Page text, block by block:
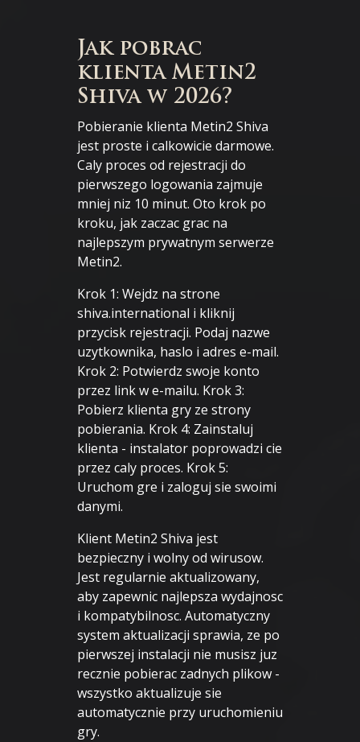
Jak pobrac
klienta Metin2
Shiva w 2026?
Pobieranie klienta Metin2 Shiva
jest proste i calkowicie darmowe.
Caly proces od rejestracji do
pierwszego logowania zajmuje
mniej niz 10 minut. Oto krok po
kroku, jak zaczac grac na
najlepszym prywatnym serwerze
Metin2.
Krok 1: Wejdz na strone
shiva.international i kliknij
przycisk rejestracji. Podaj nazwe
uzytkownika, haslo i adres e-mail.
Krok 2: Potwierdz swoje konto
przez link w e-mailu. Krok 3:
Pobierz klienta gry ze strony
pobierania. Krok 4: Zainstaluj
klienta - instalator poprowadzi cie
przez caly proces. Krok 5:
Uruchom gre i zaloguj sie swoimi
danymi.
Klient Metin2 Shiva jest
bezpieczny i wolny od wirusow.
Jest regularnie aktualizowany,
aby zapewnic najlepsza wydajnosc
i kompatybilnosc. Automatyczny
system aktualizacji sprawia, ze po
pierwszej instalacji nie musisz juz
recznie pobierac zadnych plikow -
wszystko aktualizuje sie
automatycznie przy uruchomieniu
gry.